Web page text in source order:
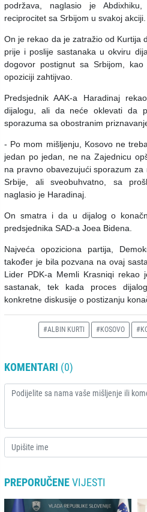
podržava, naglasio je
reciprocitet sa Srbijom u svakoj akciji.
On je rekao da je zatražio od Kurtija
prije i poslije sastanaka u okviru
dogovor postignut sa Srbijom,
opoziciji zahtijvao.
Predsjednik AAK-a Haradinaj
dijalogu, ali da neće oklevati da
sporazuma sa obostranim
- Po mom mišljenju, Kosovo ne
jedan po jedan, ne na Zajednicu
na pravno obavezujući sporazum
Srbije, ali sveobuhvatno, sa
naglasio je Haradinaj.
On smatra i da u dijalog o
predsjednika SAD-a Joea Bidena.
Najveća opoziciona partija,
također je bila pozvana na ovaj
Lider PDK-a Memli Krasniqi
sastanak, tek kada proces
konkretne diskusije o postizanju
#ALBIN KURTI #KOSOVO
KOMENTARI (0)
PREPORUČENEVIJESTI